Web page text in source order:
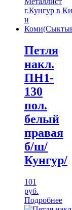
Петля
накл.
ПН1-
130
пол.
белый
правая
б/ш/
Кунгур/
101
руб.
Подробнее